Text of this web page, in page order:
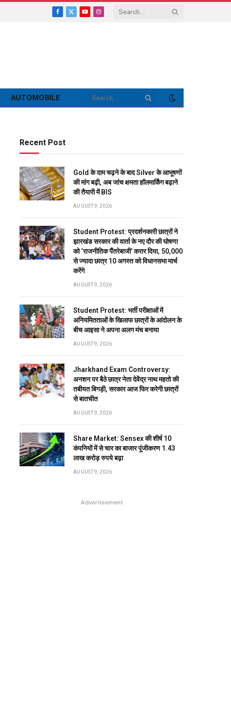
Facebook
X
YouTubeInstagram
AUTOMOBILE
Recent Post
Gold के दाम चढ़ने के बाद Silver के आभूषणों
की मांग बढ़ी, अब जांच क्षमता हॉलमार्किंग बढ़ाने
की तैयारी में BIS
AUGUST 9, 2026
Student Protest: प्रदर्शनकारी छात्रों ने
झारखंड सरकार की वार्ता के नए दौर की घोषणा
को ‘राजनीतिक पैंतरेबाजी’ करार दिया, 50,000
से ज्यादा छात्र 10 अगस्त को विधानसभा मार्च
करेंगे
AUGUST 9, 2026
Student Protest: भर्ती परीक्षाओं में
अनियमितताओं के खिलाफ छात्रों के आंदोलन के
बीच आइसा ने अपना अलग मंच बनाया
AUGUST 9, 2026
Jharkhand Exam Controversy:
अनशन पर बैठे छात्र नेता देवेंद्र नाथ महतो की
तबीयत बिगड़ी, सरकार आज फिर करेगी छात्रों
से बातचीत
AUGUST 9, 2026
Share Market: Sensex की शीर्ष 10
कंपनियों में से चार का बाजार पूंजीकरण 1.43
लाख करोड़ रुपये बढ़ा
AUGUST 9, 2026
Advertisement